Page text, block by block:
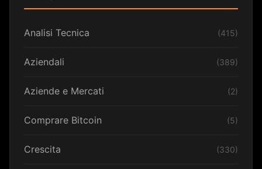
Analisi Tecnica (415)
Aziendali (389)
Aziende e Mercati (2)
Comprare Bitcoin (5)
Crescita (330)